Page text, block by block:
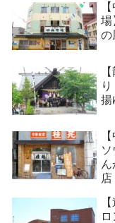
場
の
揚
店